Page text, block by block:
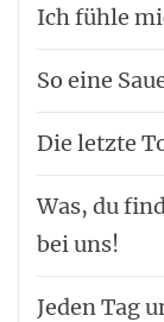
Ich fühle
So eine
Die letzte
Was, du
bei uns!
Jeden Tag